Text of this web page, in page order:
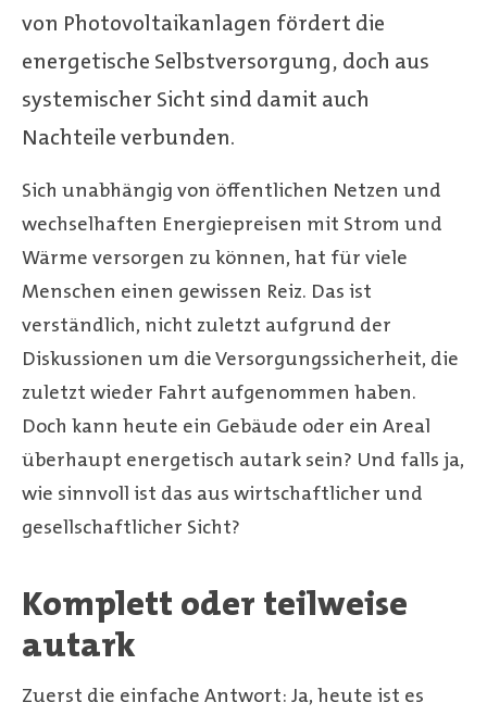
von Photovoltaikanlagen fördert die
energetische Selbstversorgung, doch aus
systemischer Sicht sind damit auch
Nachteile verbunden.
Sich unabhängig von öffentlichen Netzen und
wechselhaften Energiepreisen mit Strom und
Wärme versorgen zu können, hat für viele
Menschen einen gewissen Reiz. Das ist
verständlich, nicht zuletzt aufgrund der
Diskussionen um die Versorgungssicherheit, die
zuletzt wieder Fahrt aufgenommen haben.
Doch kann heute ein Gebäude oder ein Areal
überhaupt energetisch autark sein? Und falls ja,
wie sinnvoll ist das aus wirtschaftlicher und
gesellschaftlicher Sicht?
Komplett oder teilweise
autark
Zuerst die einfache Antwort: Ja, heute ist es